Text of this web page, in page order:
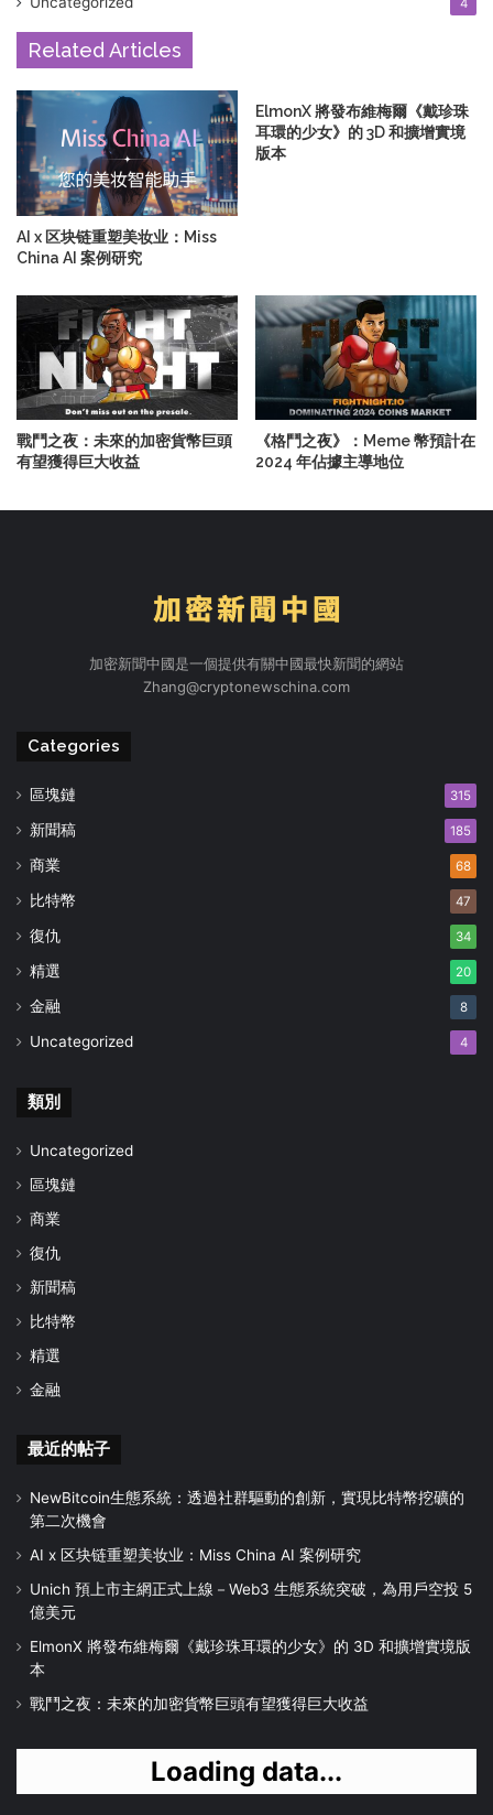
4
Related Articles
AI x 区块链重塑美妆业：Miss
China AI 案例研究
ElmonX 將發布維梅爾《戴珍珠
耳環的少女》的 3D 和擴增實境
版本
戰鬥之夜：未來的加密貨幣巨頭
有望獲得巨大收益
《格鬥之夜》：Meme 幣預計在
2024 年佔據主導地位
加密新聞中國是一個提供有關中國最快新聞的網站
Zhang@cryptonewschina.com
Categories
區塊鏈 315
新聞稿 185
商業 68
比特幣 47
復仇 34
精選 20
金融 8
Uncategorized 4
類別
Uncategorized
區塊鏈
商業
復仇
新聞稿
比特幣
精選
金融
最近的帖子
NewBitcoin生態系統：透過社群驅動的創新，實現比特幣挖礦的
第二次機會
AI x 区块链重塑美妆业：Miss China AI 案例研究
Unich 預上市主網正式上線－Web3 生態系統突破，為用戶空投 5
億美元
ElmonX 將發布維梅爾《戴珍珠耳環的少女》的 3D 和擴增實境版
本
戰鬥之夜：未來的加密貨幣巨頭有望獲得巨大收益
Loading data...